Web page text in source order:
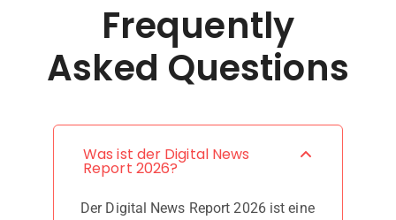
Frequently
Asked Questions
Was ist der Digital News
Report 2026?
Der Digital News Report 2026 ist eine